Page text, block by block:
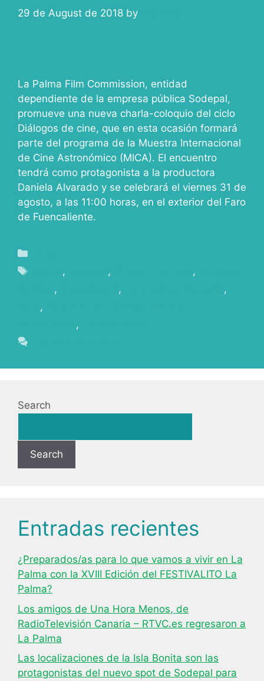
29 de August de 2018 by
La Palma Film Commission, entidad
dependiente de la empresa pública Sodepal,
promueve una nueva charla-coloquio del ciclo
Diálogos de cine, que en esta ocasión formará
parte del programa de la Muestra Internacional
de Cine Astronómico (MICA). El encuentro
tendrá como protagonista a la productora
Daniela Alvarado y se celebrará el viernes 31 de
agosto, a las 11:00 horas, en el exterior del Faro
de Fuencaliente.
, , ,
, ,
,
,
,
Search
Search
Entradas recientes
¿Preparados/as para lo que vamos a vivir en La
Palma con la XVIII Edición del FESTIVALITO La
Palma?
Los amigos de Una Hora Menos, de
RadioTelevisión Canaria – RTVC.es regresaron a
La Palma
Las localizaciones de la Isla Bonita son las
protagonistas del nuevo spot de Sodepal para